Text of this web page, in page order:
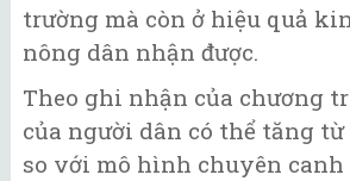
trường mà còn ở hiệu quả
nông dân nhận được.
Theo ghi nhận của chương
của người dân có thể tăng từ
so với mô hình chuyên canh